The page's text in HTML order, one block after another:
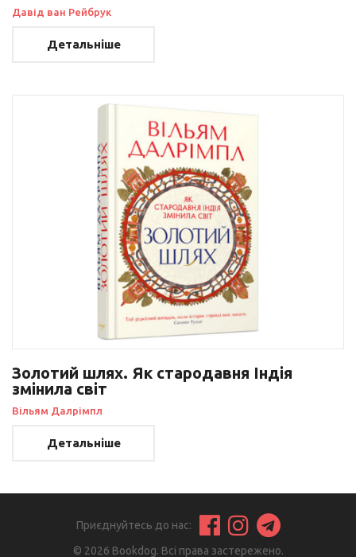
Давід ван Рейбрук
Детальніше
Золотий шлях. Як стародавня Індія
змінила світ
Вільям Далрімпл
Детальніше
© 2026 Bookdog. Всі права застережено.
Приєднуйтесь до нас: